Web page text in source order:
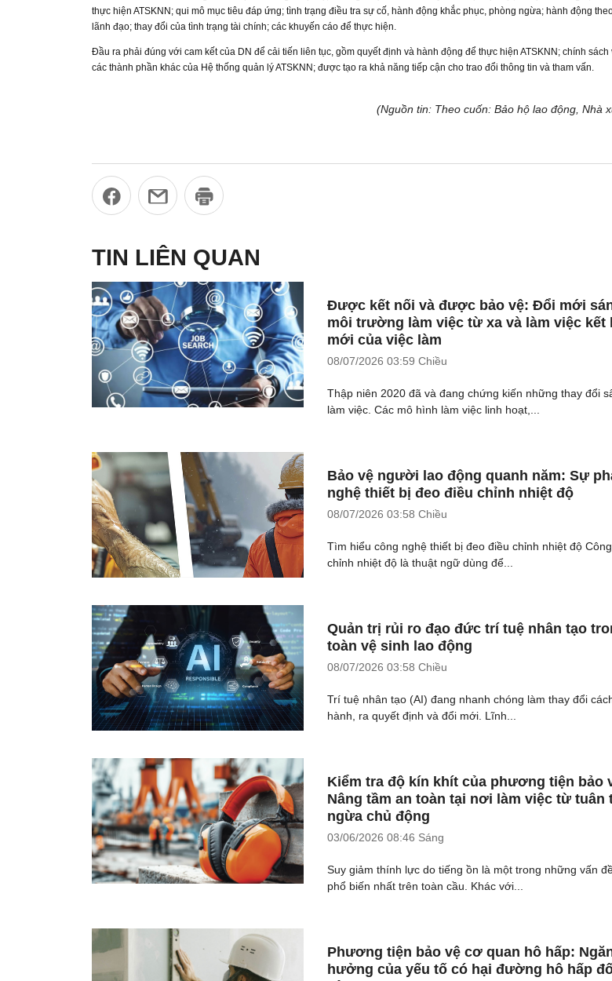
thực hiện ATSKNN; qui mô mục tiêu đáp ứng; tình trạng điều tra sự cố, hành động khắc phục, phòng ngừa; hành động
lãnh đạo; thay đổi của tình trạng tài chính; các khuyến cáo để thực hiện.
Đầu ra phải đúng với cam kết của DN để cải tiến liên tục, gồm quyết định và hành động để thực hiện ATSKNN; chính
các thành phần khác của Hệ thống quản lý ATSKNN; được tạo ra khả năng tiếp cận cho trao đổi thông tin và tham vấn.
(Nguồn tin: Theo cuốn: Bảo hộ lao động, Nhà
TIN LIÊN QUAN
Được kết nối và được bảo vệ: Đổi mới
môi trường làm việc từ xa và làm việc kết
mới của việc làm
08/07/2026 03:59 Chiều
Thập niên 2020 đã và đang chứng kiến những thay đổi
làm việc. Các mô hình làm việc linh hoạt,...
Bảo vệ người lao động quanh năm: Sự
nghệ thiết bị đeo điều chỉnh nhiệt độ
08/07/2026 03:58 Chiều
Tìm hiểu công nghệ thiết bị đeo điều chỉnh nhiệt độ
chỉnh nhiệt độ là thuật ngữ dùng để...
Quản trị rủi ro đạo đức trí tuệ nhân tạo
toàn vệ sinh lao động
08/07/2026 03:58 Chiều
Trí tuệ nhân tạo (AI) đang nhanh chóng làm thay đổi
hành, ra quyết định và đổi mới. Lĩnh...
Kiểm tra độ kín khít của phương tiện bảo
Nâng tầm an toàn tại nơi làm việc từ tuân
ngừa chủ động
03/06/2026 08:46 Sáng
Suy giảm thính lực do tiếng ồn là một trong những vấn
phổ biến nhất trên toàn cầu. Khác với...
Phương tiện bảo vệ cơ quan hô hấp:
hưởng của yếu tố có hại đường hô hấp